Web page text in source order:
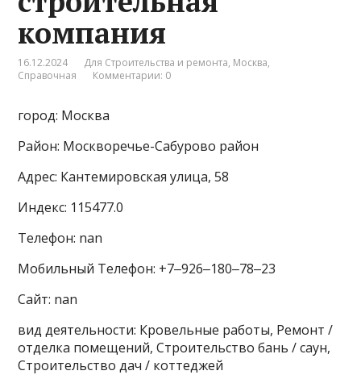
компания
16.12.2024 Для Строительства и ремонта, Москва,
Справочная
Комментарии: 0
город: Москва
Район: Москворечье-Сабурово район
Адрес: Кантемировская улица, 58
Индекс: 115477.0
Телефон: nan
Мобильный Телефон: +7‒926‒180‒78‒23
Сайт: nan
вид деятельности: Кровельные работы, Ремонт /
отделка помещений, Строительство бань / саун,
Строительство дач / коттеджей